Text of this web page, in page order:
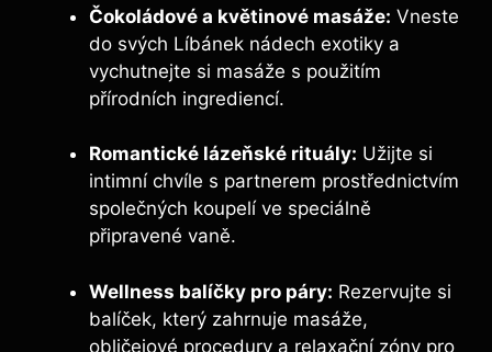
Čokoládové a květinové masáže: Vneste
do svých Líbánek nádech exotiky a
vychutnejte si masáže s použitím
přírodních ingrediencí.
Romantické lázeňské rituály: Užijte si
intimní chvíle s partnerem prostřednictvím
společných koupelí ve speciálně
připravené vaně.
Wellness balíčky pro páry: Rezervujte si
balíček, který zahrnuje masáže,
obličejové procedury a relaxační zóny pro